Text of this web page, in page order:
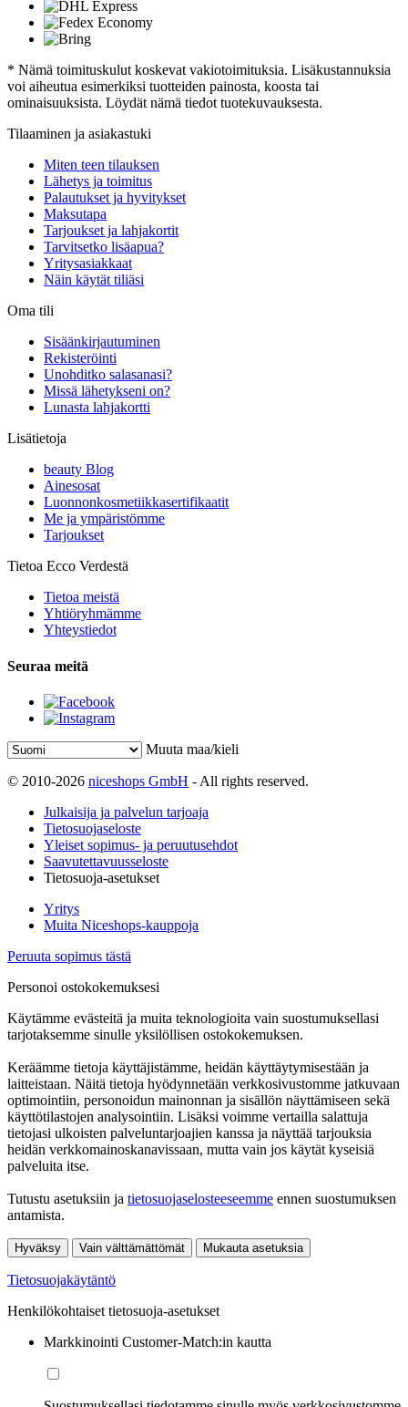
* Nämä toimituskulut koskevat vakiotoimituksia. Lisäkustannuksia
voi aiheutua esimerkiksi tuotteiden painosta, koosta tai
ominaisuuksista. Löydät nämä tiedot tuotekuvauksesta.
Tilaaminen ja asiakastuki
Miten teen tilauksen
Lähetys ja toimitus
Palautukset ja hyvitykset
Maksutapa
Tarjoukset ja lahjakortit
Tarvitsetko lisäapua?
Yritysasiakkaat
Näin käytät tiliäsi
Oma tili
Sisäänkirjautuminen
Rekisteröinti
Unohditko salasanasi?
Missä lähetykseni on?
Lunasta lahjakortti
Lisätietoja
beauty Blog
Ainesosat
Luonnonkosmetiikkasertifikaatit
Me ja ympäristömme
Tarjoukset
Tietoa Ecco Verdestä
Tietoa meistä
Yhtiöryhmämme
Yhteystiedot
Seuraa meitä
Muuta maa/kieli
© 2010-2026 niceshops GmbH - All rights reserved.
Julkaisija ja palvelun tarjoaja
Tietosuojaseloste
Yleiset sopimus- ja peruutusehdot
Saavutettavuusseloste
Tietosuoja-asetukset
Yritys
Muita Niceshops-kauppoja
Peruuta sopimus tästä
Personoi ostokokemuksesi
Käytämme evästeitä ja muita teknologioita vain suostumuksellasi
tarjotaksemme sinulle yksilöllisen ostokokemuksen.
Keräämme tietoja käyttäjistämme, heidän käyttäytymisestään ja
laitteistaan. Näitä tietoja hyödynnetään verkkosivustomme jatkuvaan
optimointiin, personoidun mainonnan ja sisällön näyttämiseen sekä
käyttötilastojen analysointiin. Lisäksi voimme vertailla salattuja
tietojasi ulkoisten palveluntarjoajien kanssa ja näyttää tarjouksia
heidän verkkomainoskanavissaan, mutta vain jos käytät kyseisiä
palveluita itse.
Tutustu asetuksiin ja tietosuojaselosteeseemme ennen suostumuksen
antamista.
Hyväksy Vain välttämättömät Mukauta asetuksia
Tietosuojakäytäntö
Henkilökohtaiset tietosuoja-asetukset
Markkinointi Customer-Match:in kautta